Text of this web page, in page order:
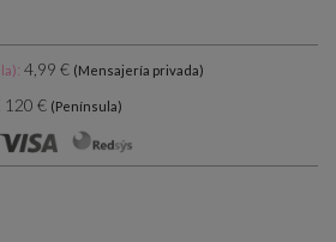
: 4,99 € (Mensajería privada)
120 € (Península)